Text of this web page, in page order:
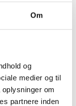
Om
og
medier og til
om
partnere inden
sektor
blandt andet
udlejning